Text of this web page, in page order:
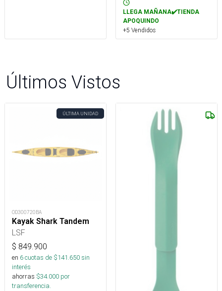
LLEGA MAÑANA✔️TIENDA
APOQUINDO
+5 Vendidos
Últimos Vistos
ÚLTIMA UNIDAD
OD300720BA
Kayak Shark Tandem
LSF
$ 849.900
en 6cuotas de $141.650sin
interés
ahorras $34.000 por
transferencia.